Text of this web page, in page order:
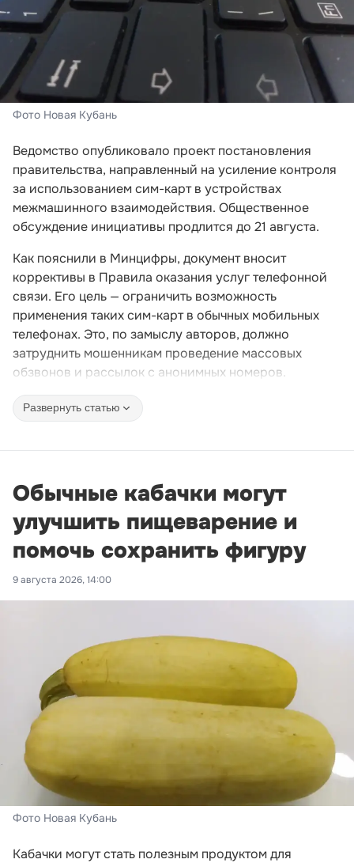
Фото Новая Кубань
Ведомство опубликовало проект постановления
правительства, направленный на усиление контроля
за использованием сим-карт в устройствах
межмашинного взаимодействия. Общественное
обсуждение инициативы продлится до 21 августа.
Как пояснили в Минцифры, документ вносит
коррективы в Правила оказания услуг телефонной
связи. Его цель — ограничить возможность
применения таких сим-карт в обычных мобильных
телефонах. Это, по замыслу авторов, должно
затруднить мошенникам проведение массовых
обзвонов и рассылок с анонимных номеров.
Развернуть статью
Обычные кабачки могут
улучшить пищеварение и
помочь сохранить фигуру
9 августа 2026, 14:00
Фото Новая Кубань
Кабачки могут стать полезным продуктом для